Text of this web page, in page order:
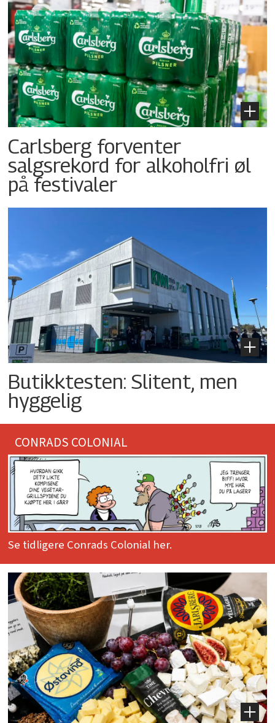
Carlsberg forventer
salgsrekord for alkoholfri øl
på festivaler
Butikktesten: Slitent, men
hyggelig
CONRADS COLONIAL
Se tidligere Conrads Colonial her.